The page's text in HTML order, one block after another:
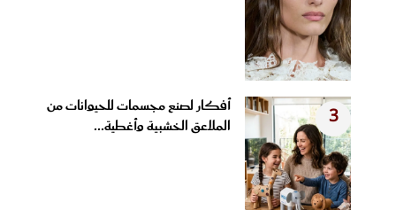
3
أفكار لصنع مجسمات للحيوانات من
الملاعق الخشبية وأغطية...